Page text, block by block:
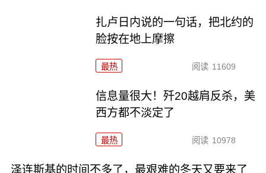
扎卢日内说的一句话，把北约的
脸按在地上摩擦
最热 阅读 11609
信息量很大！歼20越肩反杀，美
西方都不淡定了
最热 阅读 10978
泽连斯基的时间不多了，最艰难的冬天又要来了